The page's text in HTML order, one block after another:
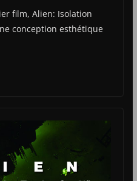
film, Alien: Isolation
conception esthétique